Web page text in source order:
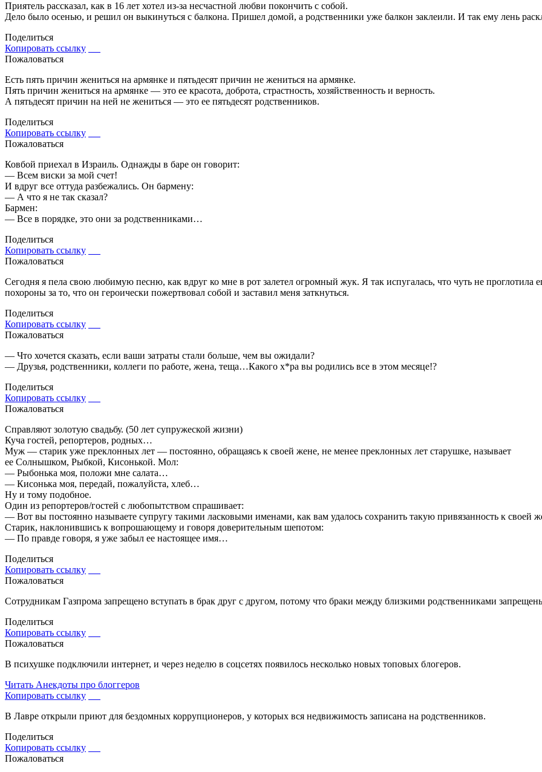
Приятель рассказал, как в 16 лет хотел из-за несчастной любви покончить с собой.
Дело было осенью, и решил он выкинуться с балкона. Пришел домой, а родственники уже балкон заклеили. И так ему лень
Поделиться
Копировать ссылку
Пожаловаться
Есть пять причин жениться на армянке и пятьдесят причин не жениться на армянке.
Пять причин жениться на армянке — это ее красота, доброта, страстность, хозяйственность и верность.
А пятьдесят причин на ней не жениться — это ее пятьдесят родственников.
Поделиться
Копировать ссылку
Пожаловаться
Ковбой приехал в Израиль. Однажды в баре он говорит:
— Всем виски за мой счет!
И вдруг все оттуда разбежались. Он бармену:
— А что я не так сказал?
Бармен:
— Все в порядке, это они за родственниками…
Поделиться
Копировать ссылку
Пожаловаться
Сегодня я пела свою любимую песню, как вдруг ко мне в рот залетел огромный жук. Я так испугалась, что чуть не проглотила
похороны за то, что он героически пожертвовал собой и заставил меня заткнуться.
Поделиться
Копировать ссылку
Пожаловаться
— Что хочется сказать, если ваши затраты стали больше, чем вы ожидали?
— Друзья, родственники, коллеги по работе, жена, теща…Какого х*ра вы родились все в этом месяце!?
Поделиться
Копировать ссылку
Пожаловаться
Спpавляют золотую свадьбу. (50 лет супpужеской жизни)
Куча гостей, pепоpтеpов, pодных…
Муж — стаpик уже пpеклонных лет — постоянно, обpащаясь к своей жене, не менее пpеклонных лет стаpушке, называет
ее Солнышком, Рыбкой, Кисонькой. Мол:
— Рыбонька моя, положи мне салата…
— Кисонька моя, пеpедай, пожалуйста, хлеб…
Hу и тому подобное.
Один из pепоpтеpов/гостей с любопытством спpашивает:
— Вот вы постоянно называете супpугу такими ласковыми именами, как вам удалось сохpанить такую пpивязанность к своей
Стаpик, наклонившись к вопpошающему и говоpя довеpительным шепотом:
— По пpавде говоpя, я уже забыл ее настоящее имя…
Поделиться
Копировать ссылку
Пожаловаться
Сотрудникам Газпрома запрещено вступать в брак друг с другом, потому что браки между близкими родственниками
Поделиться
Копировать ссылку
Пожаловаться
В психушке подключили интернет, и через неделю в соцсетях появилось несколько новых топовых блогеров.
Читать Анекдоты про блоггеров
Копировать ссылку
В Лавре открыли приют для бездомных коррупционеров, у которых вся недвижимость записана на родственников.
Поделиться
Копировать ссылку
Пожаловаться